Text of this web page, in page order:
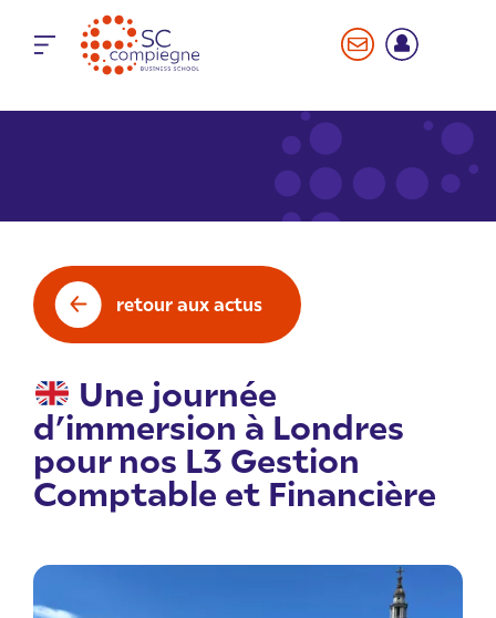
retour aux actus
Une journée
d’immersion à Londres
pour nos L3 Gestion
Comptable et Financière